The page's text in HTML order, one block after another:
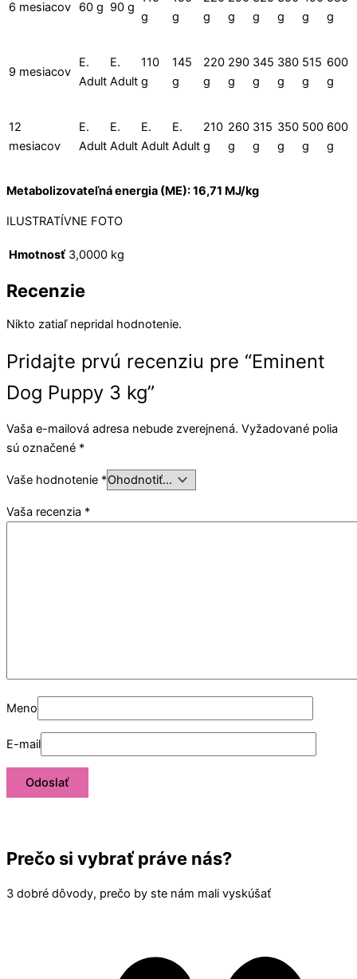
6 mesiacov 60 g 90 g
g
g
g
g
g
g
g
g
9 mesiacov
E.
Adult
E.
Adult
110
g
145
g
220
g
290
g
345
g
380
g
515
g
600
g
12
mesiacov
E.
Adult
E.
Adult
E.
Adult
E.
Adult
210
g
260
g
315
g
350
g
500
g
600
g
Metabolizovateľná energia (ME): 16,71 MJ/kg
ILUSTRATÍVNE FOTO
Hmotnosť 3,0000 kg
Recenzie
Nikto zatiaľ nepridal hodnotenie.
Pridajte prvú recenziu pre “Eminent
Dog Puppy 3 kg”
Vaša e-mailová adresa nebude zverejnená. Vyžadované polia
sú označené *
Vaše hodnotenie *
Vaša recenzia *
Meno
E-mail
Prečo si vybrať práve nás?
3 dobré dôvody, prečo by ste nám mali vyskúšať